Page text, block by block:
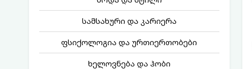
სამსახური და კარიერა
ფსიქოლოგია და ურთიერთობები
ხელოვნება და ჰობი